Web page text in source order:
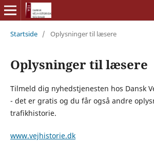
Startside / Oplysninger til læsere
Oplysninger til læsere
Tilmeld dig nyhedstjenesten hos Dansk
- det er gratis og du får også andre
trafikhistorie.
www.vejhistorie.dk